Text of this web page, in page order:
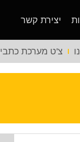
יצירת קשר
צ'ט מערכת